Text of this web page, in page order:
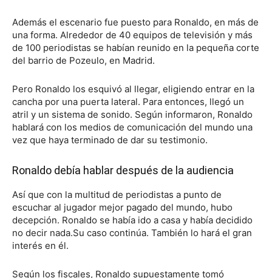
Además el escenario fue puesto para Ronaldo, en más de
una forma. Alrededor de 40 equipos de televisión y más
de 100 periodistas se habían reunido en la pequeña corte
del barrio de Pozeulo, en Madrid.
Pero Ronaldo los esquivó al llegar, eligiendo entrar en la
cancha por una puerta lateral. Para entonces, llegó un
atril y un sistema de sonido. Según informaron, Ronaldo
hablará con los medios de comunicación del mundo una
vez que haya terminado de dar su testimonio.
Ronaldo debía hablar después de la audiencia
Así que con la multitud de periodistas a punto de
escuchar al jugador mejor pagado del mundo, hubo
decepción. Ronaldo se había ido a casa y había decidido
no decir nada.Su caso continúa. También lo hará el gran
interés en él.
Según los fiscales, Ronaldo supuestamente tomó